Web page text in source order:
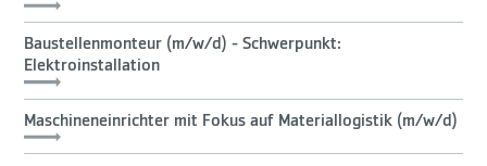
Baustellenmonteur (m/w/d) - Schwerpunkt:
Elektroinstallation
Maschineneinrichter mit Fokus auf Materiallogistik (m/w/d)